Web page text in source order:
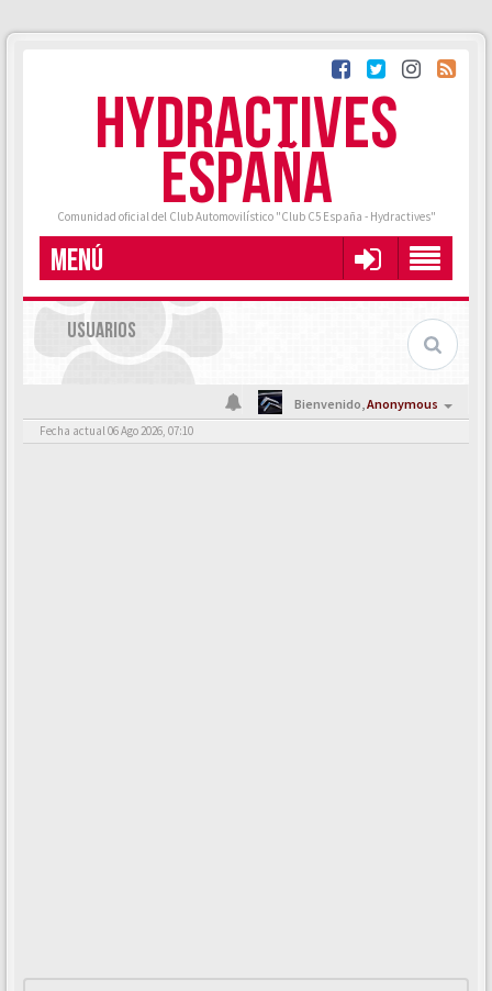
HYDRACTIVES
ESPAÑA
Comunidad oficial del Club Automovilístico "Club C5 España - Hydractives"
MENÚ
USUARIOS
Bienvenido,Anonymous
Fecha actual 06 Ago 2026, 07:10